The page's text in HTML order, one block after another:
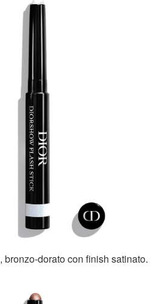
, bronzo-dorato con finish satinato.